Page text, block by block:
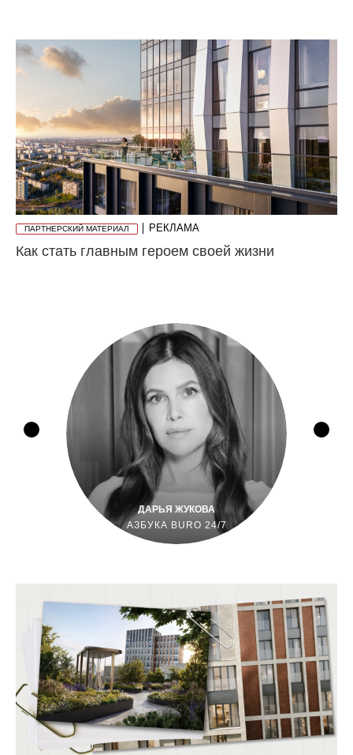
ПАРТНЕРСКИЙ МАТЕРИАЛ РЕКЛАМА
Как стать главным героем своей жизни
ДАРЬЯ ЖУКОВА
АЗБУКА BURO 24/7